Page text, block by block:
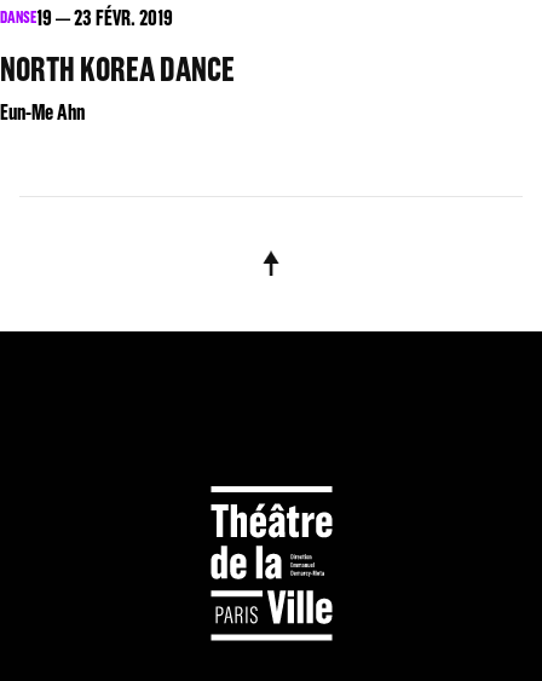
DANSE19 23FÉVR. 2019
NORTH KOREA DANCE
Eun-Me Ahn